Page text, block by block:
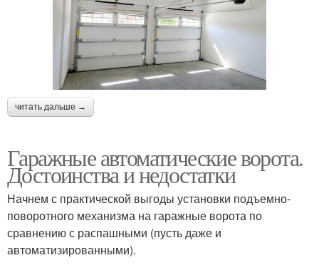
читать дальше →
Гаражные автоматические ворота.
Достоинства и недостатки
Начнем с практической выгоды установки подъемно-
поворотного механизма на гаражные ворота по
сравнению с распашными (пусть даже и
автоматизированными).